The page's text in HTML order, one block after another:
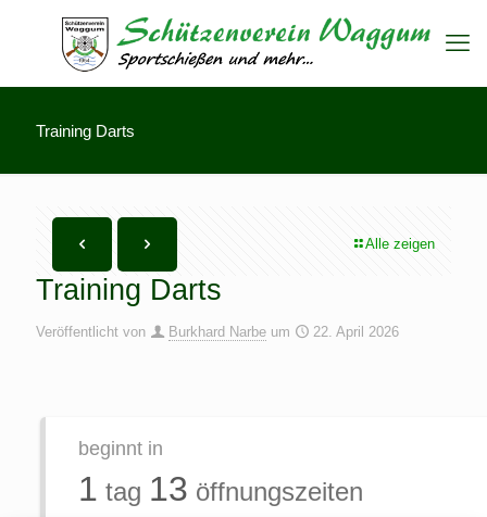
Training Darts
Alle zeigen
Training Darts
Veröffentlicht von Burkhard Narbe um 22. April 2026
beginnt in
1 tag 13 öffnungszeiten